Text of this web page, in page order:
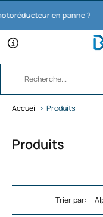
en panne ?
Accueil › Produits
Produits
Trier par: